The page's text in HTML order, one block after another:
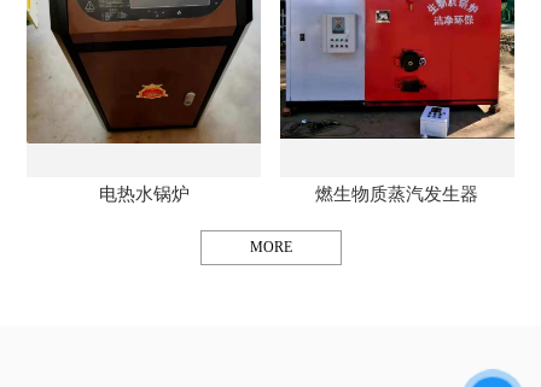
电热水锅炉 燃生物质蒸汽发生器
MORE